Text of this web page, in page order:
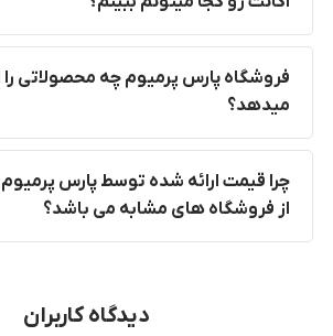
فروشگاه پارس پرمیوم چه محصولاتی را
میدهد؟
چرا قیمت ارائه شده توسط پارس پرمیوم
از فروشگاه های مشابه می باشد؟
دیدگاه کاربران